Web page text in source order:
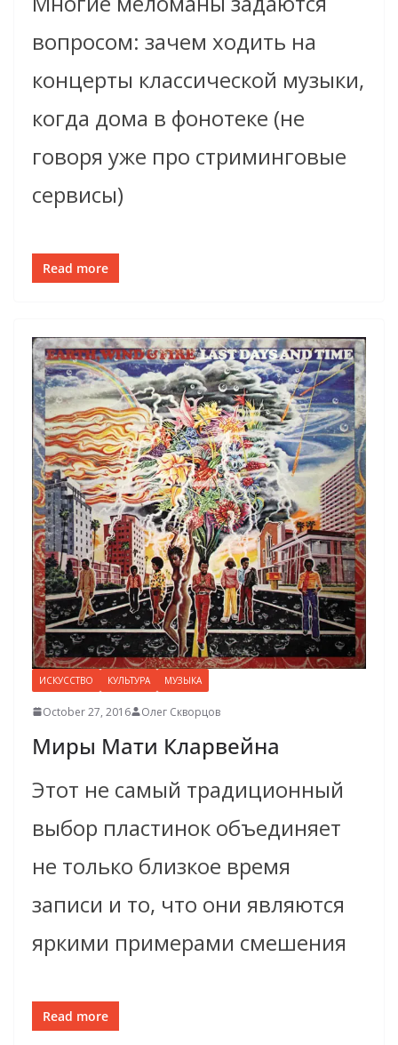
вопросом: зачем ходить на
концерты классической музыки,
когда дома в фонотеке (не
говоря уже про стриминговые
сервисы)
Read more
ИСКУССТВО КУЛЬТУРА МУЗЫКА
October 27, 2016 Олег Скворцов
Миры Мати Кларвейна
Этот не самый традиционный
выбор пластинок объединяет
не только близкое время
записи и то, что они являются
яркими примерами смешения
Read more